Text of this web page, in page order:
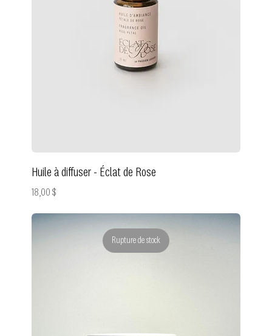
Huile à diffuser - Éclat de Rose
Prix
18,00 $
Rupture de stock